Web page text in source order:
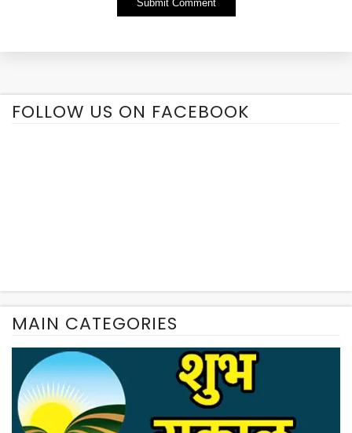
FOLLOW US ON FACEBOOK
MAIN CATEGORIES